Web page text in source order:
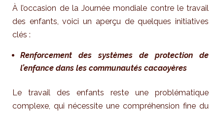
À l’occasion de la Journée mondiale contre le travail
des enfants, voici un aperçu de quelques initiatives
clés :
Renforcement des systèmes de protection de
l’enfance dans les communautés cacaoyères
Le travail des enfants reste une problématique
complexe, qui nécessite une compréhension fine du